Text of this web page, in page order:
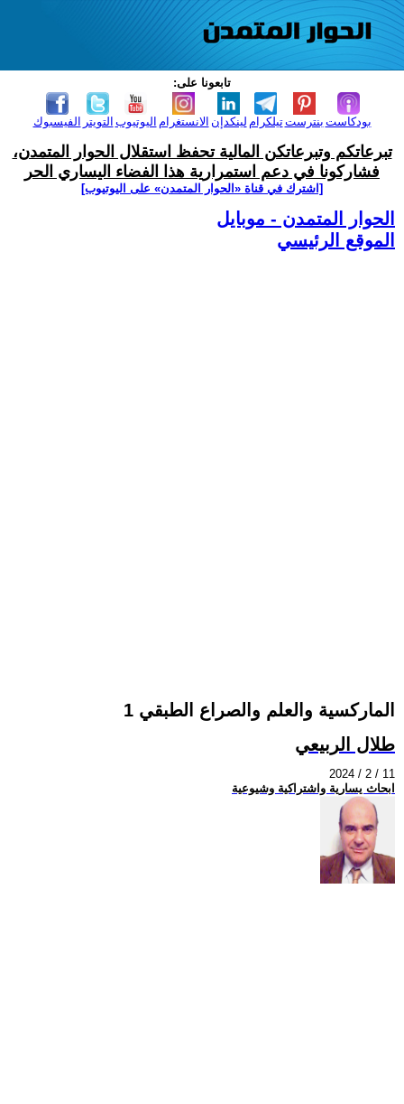
تابعونا على:
الفيسبوك التويتر اليوتيوب الانستغرام لينكدإن تيلكرامبنترست بودكاست
تبرعاتكم وتبرعاتكن المالية تحفظ استقلال الحوار المتمدن،
فشاركونا في دعم استمرارية هذا الفضاء اليساري الحر
[اشترك في قناة ‫«الحوار المتمدن» على اليوتيوب]
الحوار المتمدن - موبايل
الموقع الرئيسي
الماركسية والعلم والصراع الطبقي 1
طلال الربيعي
2024 / 2 / 11
ابحاث يسارية واشتراكية وشيوعية